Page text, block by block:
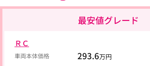
最安値グレード
ＲＣ
車両本体価格 293.6万円